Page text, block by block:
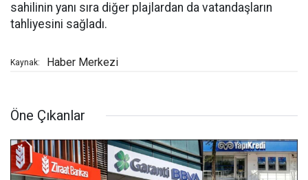
sahilinin yanı sıra diğer plajlardan da vatandaşların
tahliyesini sağladı.
Kaynak: Haber Merkezi
Öne Çıkanlar